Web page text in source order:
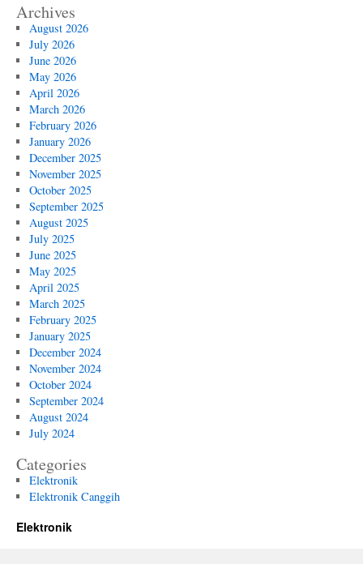
Archives
August 2026
July 2026
June 2026
May 2026
April 2026
March 2026
February 2026
January 2026
December 2025
November 2025
October 2025
September 2025
August 2025
July 2025
June 2025
May 2025
April 2025
March 2025
February 2025
January 2025
December 2024
November 2024
October 2024
September 2024
August 2024
July 2024
Categories
Elektronik
Elektronik Canggih
Elektronik